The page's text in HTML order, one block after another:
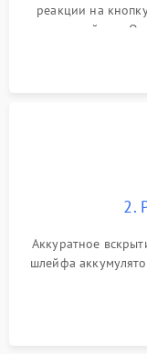
реакции на
устройства.
лабораторного
2.
Аккуратное
шлейфа
высохшей